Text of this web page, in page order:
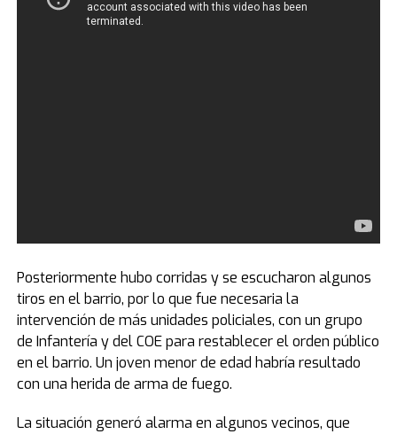
Posteriormente hubo corridas y se escucharon algunos
tiros en el barrio, por lo que fue necesaria la
intervención de más unidades policiales, con un grupo
de Infantería y del COE para restablecer el orden público
en el barrio. Un joven menor de edad habría resultado
con una herida de arma de fuego.
La situación generó alarma en algunos vecinos, que